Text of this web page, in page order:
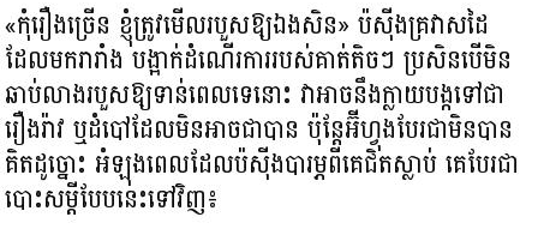
«កុំរឿងច្រើន ខ្ញុំត្រូវមើលរបួសឱ្យឯងសិន» ប៉ស៊ីងគ្រវាសដៃ
ដែលមករារាំង បង្អាក់ដំណើរការរបស់គាត់តិចៗ ប្រសិនបើមិន
ឆាប់លាងរបួសឱ្យទាន់ពេលទេនោះ វាអាចនឹងក្លាយបង្កទៅជា
រឿងរ៉ាវ ឬដំបៅដែលមិនអាចជាបាន ប៉ុន្តែអ៊ីហ្វុងបែរជាមិនបាន
គិតដូច្នោះ អំឡុងពេលដែលប៉ស៊ីងបារម្ភពីគេជិតស្លាប់ គេបែរជា
បោះសម្ដីបែបនេះទៅវិញ៖